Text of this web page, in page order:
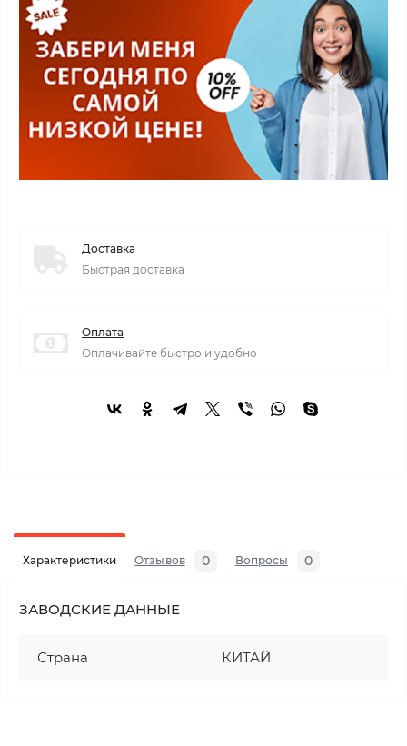
Доставка
Быстрая доставка
Оплата
Оплачивайте быстро и удобно
Характеристики Отзывов 0 Вопросы 0
ЗАВОДСКИЕ ДАННЫЕ
Страна КИТАЙ